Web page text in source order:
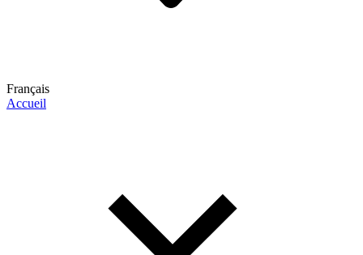
Français
Accueil